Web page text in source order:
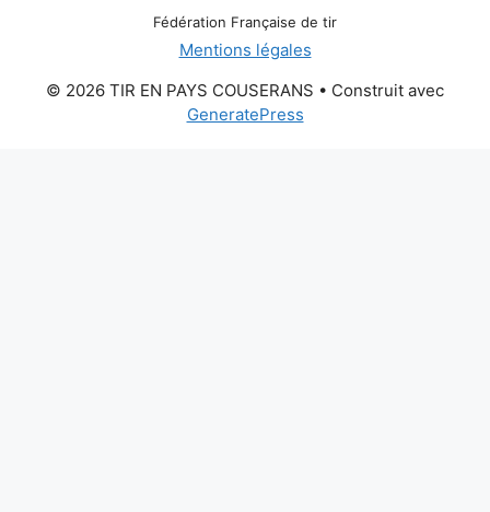
Fédération Française de tir
Mentions légales
© 2026 TIR EN PAYS COUSERANS • Construit avec
GeneratePress